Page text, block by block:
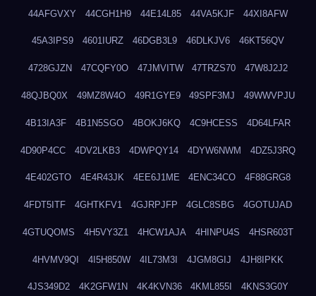
44AFGVXY 44CGH1H9 44E14L85 44VA5KJF 44XI8AFW
45A3IPS9 4601IURZ 46DGB3L9 46DLKJV6 46KT56QV
4728GJZN 47CQFY0O 47JMVITW 47TRZS70 47W8J2J2
48QJBQ0X 49MZ8W4O 49R1GYE9 49SPF3MJ 49WWVPJU
4B13IA3F 4B1N5SGO 4BOKJ6KQ 4C9HCESS 4D64LFAR
4D90P4CC 4DV2LKB3 4DWPQY14 4DYW6NWM 4DZ5J3RQ
4E402GTO 4E4R43JK 4EE6J1ME 4ENC34CO 4F88GRG8
4FDT5ITF 4GHTKFV1 4GJRPJFP 4GLC8SBG 4GOTUJAD
4GTUQOMS 4H5VY3Z1 4HCW1AJA 4HINPU4S 4HSR603T
4HVMV9QI 4I5H850W 4IL73M3I 4JGM8GIJ 4JH8IPKK
4JS349D2 4K2GFW1N 4K4KVN36 4KML855I 4KNS3G0Y